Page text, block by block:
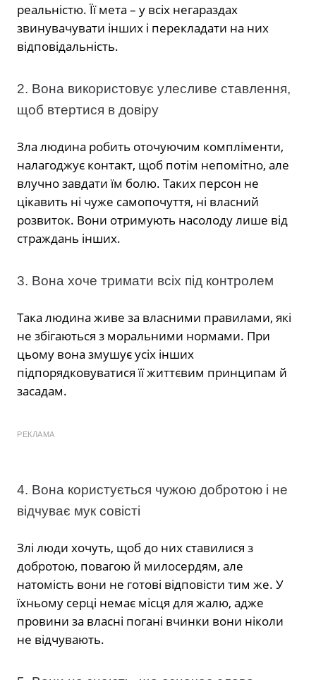
реальністю. Її мета – у всіх негараздах
звинувачувати інших і перекладати на них
відповідальність.
2. Вона використовує улесливе ставлення,
щоб втертися в довіру
Зла людина робить оточуючим компліменти,
налагоджує контакт, щоб потім непомітно, але
влучно завдати їм болю. Таких персон не
цікавить ні чуже самопочуття, ні власний
розвиток. Вони отримують насолоду лише від
страждань інших.
3. Вона хоче тримати всіх під контролем
Така людина живе за власними правилами, які
не збігаються з моральними нормами. При
цьому вона змушує усіх інших
підпорядковуватися її життєвим принципам й
засадам.
РЕКЛАМА
4. Вона користується чужою добротою і не
відчуває мук совісті
Злі люди хочуть, щоб до них ставилися з
добротою, повагою й милосердям, але
натомість вони не готові відповісти тим же. У
їхньому серці немає місця для жалю, адже
провини за власні погані вчинки вони ніколи
не відчувають.